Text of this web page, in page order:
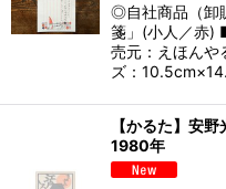
◎自社商品（卸
箋」(小人／赤)
売元：えほんや
ズ：
【かるた】安
1980年